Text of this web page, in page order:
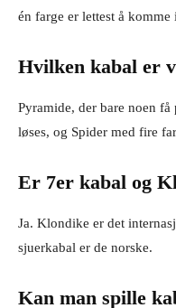
én farge er lettest å komme
Hvilken kabal er
Pyramide, der bare noen få
løses, og Spider med fire
Er 7er kabal og
Ja. Klondike er det
sjuerkabal er de norske.
Kan man spille